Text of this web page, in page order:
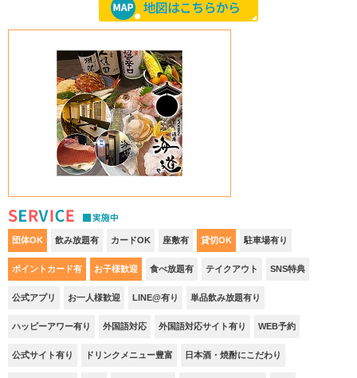
団体OK 飲み放題有 カードOK 座敷有 貸切OK 駐車場有り
ポイントカード有 お子様歓迎 食べ放題有 テイクアウト SNS特典
公式アプリ お一人様歓迎 LINE@有り 単品飲み放題有り
ハッピーアワー有り 外国語対応 外国語対応サイト有り WEB予約
公式サイト有り ドリンクメニュー豊富 日本酒・焼酎にこだわり